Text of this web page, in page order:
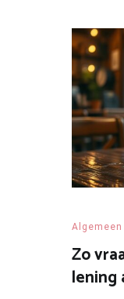
Algemeen
Zo
lening